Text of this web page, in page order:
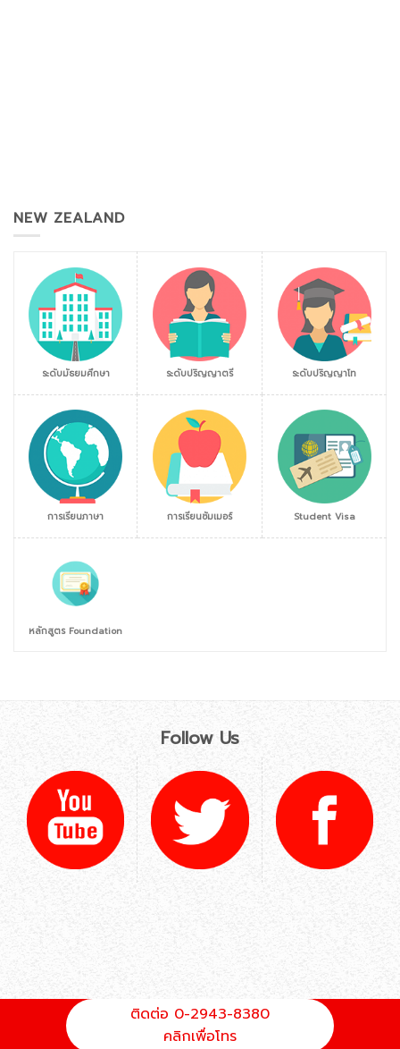
NEW ZEALAND
ระดับมัธยมศึกษา ระดับปริญญาตรี ระดับปริญญาโท
การเรียนภาษา การเรียนซัมเมอร์ Student Visa
หลักสูตร Foundation
Follow Us
ติดต่อ 0-2943-8380
คลิกเพื่อโทร